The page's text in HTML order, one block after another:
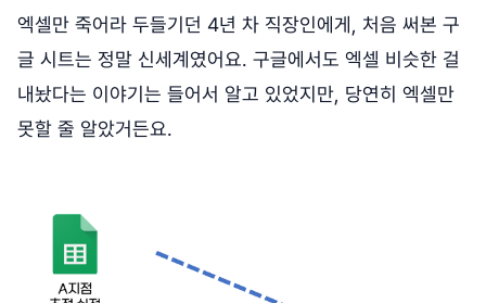
엑셀만 죽어라 두들기던 4년 차 직장인에게, 처음 써본 구
글 시트는 정말 신세계였어요. 구글에서도 엑셀 비슷한 걸
내놨다는 이야기는 들어서 알고 있었지만, 당연히 엑셀만
못할 줄 알았거든요.